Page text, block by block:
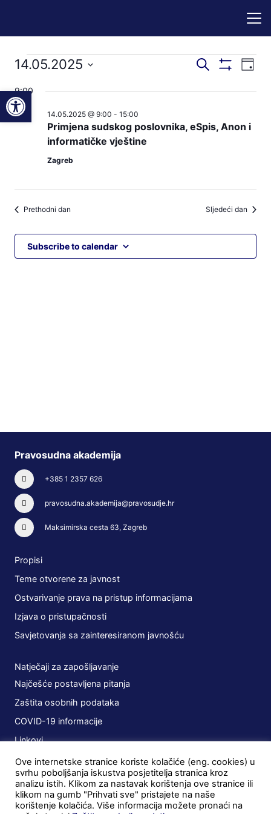
Događaji
for
14.05.2025
Događaji
Pretraži Dan
14.05.2025
datum.
9:00
Primjena sudskog poslovnika, eSpis, Anon i
informatičke vještine
14.05.2025 @ 9:00 - 15:00
Zagreb
Prethodni dan Sljedeći dan
Subscribe to calendar
Pravosudna akademija
+385 1 2357 626
pravosudna.akademija@pravosudje.hr
Maksimirska cesta 63, Zagreb
Propisi
Teme otvorene za javnost
Ostvarivanje prava na pristup informacijama
Izjava o pristupačnosti
Savjetovanja sa zainteresiranom javnošću
Natječaji za zapošljavanje
Najčešće postavljena pitanja
Zaštita osobnih podataka
COVID-19 informacije
Linkovi
Planovi
Javna nabava
Ugovori
Ove internetske stranice koriste kolačiće (eng. cookies) u
svrhu poboljšanja iskustva posjetitelja stranica kroz
analizu istih. Klikom za nastavak korištenja ove stranice ili
klikom na gumb "Prihvati sve" pristajete na naše
korištenje kolačića. Više informacija možete pronaći na
Open toolbar